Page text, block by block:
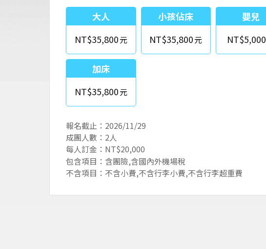
大人
NT$35,800
小孩佔床
NT$35,800
嬰兒
NT$5,000
加床
NT$35,800
報名截止：2026/11/29
成團人數：2人
每人訂金：NT$20,000
包含項目：含團險,含國內外機場稅
不含項目：不含小費,不含行李小費,不含行李超重費